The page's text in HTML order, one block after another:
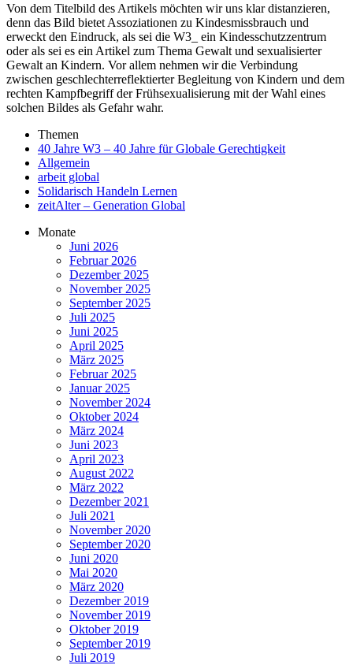
Von dem Titelbild des Artikels möchten wir uns klar distanzieren,
denn das Bild bietet Assoziationen zu Kindesmissbrauch und
erweckt den Eindruck, als sei die W3_ ein Kindesschutzzentrum
oder als sei es ein Artikel zum Thema Gewalt und sexualisierter
Gewalt an Kindern. Vor allem nehmen wir die Verbindung
zwischen geschlechterreflektierter Begleitung von Kindern und dem
rechten Kampfbegriff der Frühsexualisierung mit der Wahl eines
solchen Bildes als Gefahr wahr.
Themen
40 Jahre W3 – 40 Jahre für Globale Gerechtigkeit
Allgemein
arbeit global
Solidarisch Handeln Lernen
zeitAlter – Generation Global
Monate
Juni 2026
Februar 2026
Dezember 2025
November 2025
September 2025
Juli 2025
Juni 2025
April 2025
März 2025
Februar 2025
Januar 2025
November 2024
Oktober 2024
März 2024
Juni 2023
April 2023
August 2022
März 2022
Dezember 2021
Juli 2021
November 2020
September 2020
Juni 2020
Mai 2020
März 2020
Dezember 2019
November 2019
Oktober 2019
September 2019
Juli 2019